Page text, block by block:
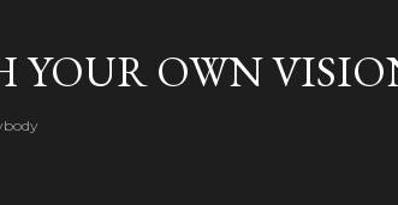
YOUR OWN